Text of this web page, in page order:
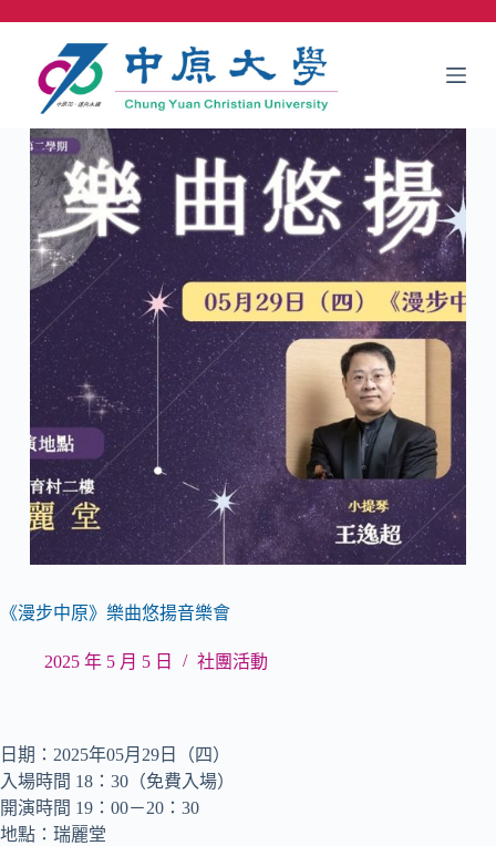
跳
主
內
容
《漫步中原》樂曲悠揚音樂會
2025 年 5 月 5 日 社團活動
日期：2025年05月29日（四）
入場時間 18：30（免費入場）
開演時間 19：00－20：30
地點：瑞麗堂